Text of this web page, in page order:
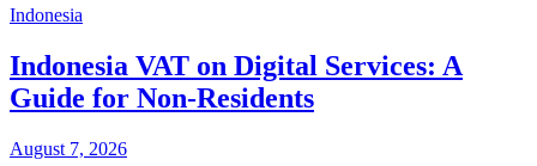
Indonesia
Indonesia VAT on Digital Services: A
Guide for Non-Residents
August 7, 2026